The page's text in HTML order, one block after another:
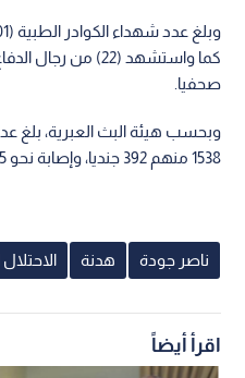
صحفيا.
وبحسب هيئة البث العبرية، بلغ
1538 منهم 392 جنديا، وإصابة نحو 5 آلاف آخرين.
ناصر جودة هدنة
اقرأ أيضاً